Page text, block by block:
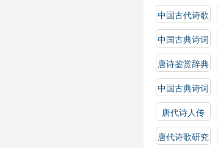
中国古代诗歌
鉴赏
中国古典诗词
鉴赏
唐诗鉴赏辞典
中国古典诗词
鉴赏辞典
唐代诗人传
唐代诗歌研究